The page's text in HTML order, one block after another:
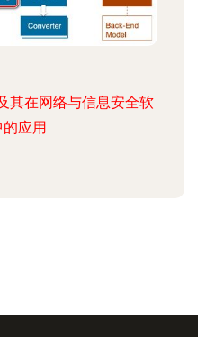
其在网络与信息安全软
应用